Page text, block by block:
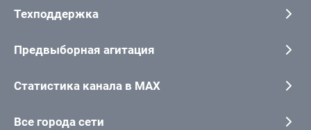
Техподдержка
Предвыборная агитация
Статистика канала в MAX
Все города сети